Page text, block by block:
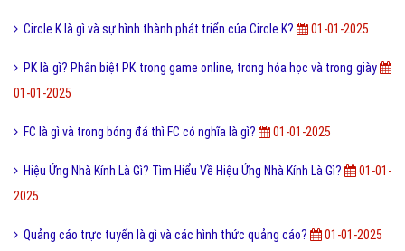
Circle K là gì và sự hình thành phát triển của Circle K? 01-01-2025
PK là gì? Phân biệt PK trong game online, trong hóa học và trong giày
01-01-2025
FC là gì và trong bóng đá thì FC có nghĩa là gì? 01-01-2025
Hiệu Ứng Nhà Kính Là Gì? Tìm Hiểu Về Hiệu Ứng Nhà Kính Là Gì?
01-01-
2025
Quảng cáo trực tuyến là gì và các hình thức quảng cáo? 01-01-2025